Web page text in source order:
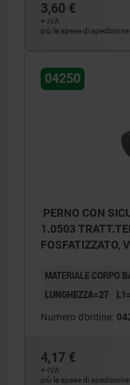
3,60 €
+ IVA
più le spese di spedizione
04250
PERNO CON
1.0503
FOSFATIZZATO,
MATERIALE CORPO
LUNGHEZZA=27
Numero d’ordine:
4,17 €
+ IVA
più le spese di spedizione